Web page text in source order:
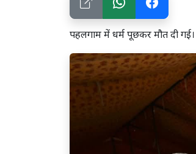
पहलगाम में धर्म पूछकर मौत दी